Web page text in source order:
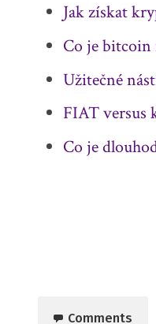
Jak získat
Co je bitcoin
Užitečné
FIAT versus
Co je
Comments